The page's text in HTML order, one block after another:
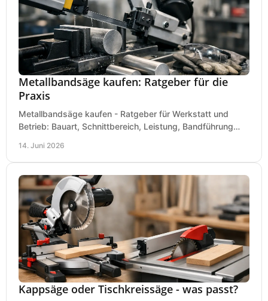
Metallbandsäge kaufen: Ratgeber für die
Praxis
Metallbandsäge kaufen - Ratgeber für Werkstatt und
Betrieb: Bauart, Schnittbereich, Leistung, Bandführung
14. Juni 2026
Kappsäge oder Tischkreissäge - was passt?